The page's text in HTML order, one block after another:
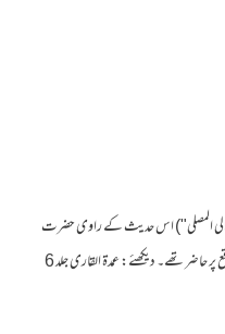
الی المصلی") اس حدیث کے راوی حضرت
عبداللہ بن عباسؓ بهی اس وقت بچے تھے، خود اس موقع پر حاضر تھے۔ دیکھئے: عمدة القاری جلد 6